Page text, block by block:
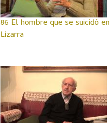
86 El hombre que se suicidó en
Lizarra